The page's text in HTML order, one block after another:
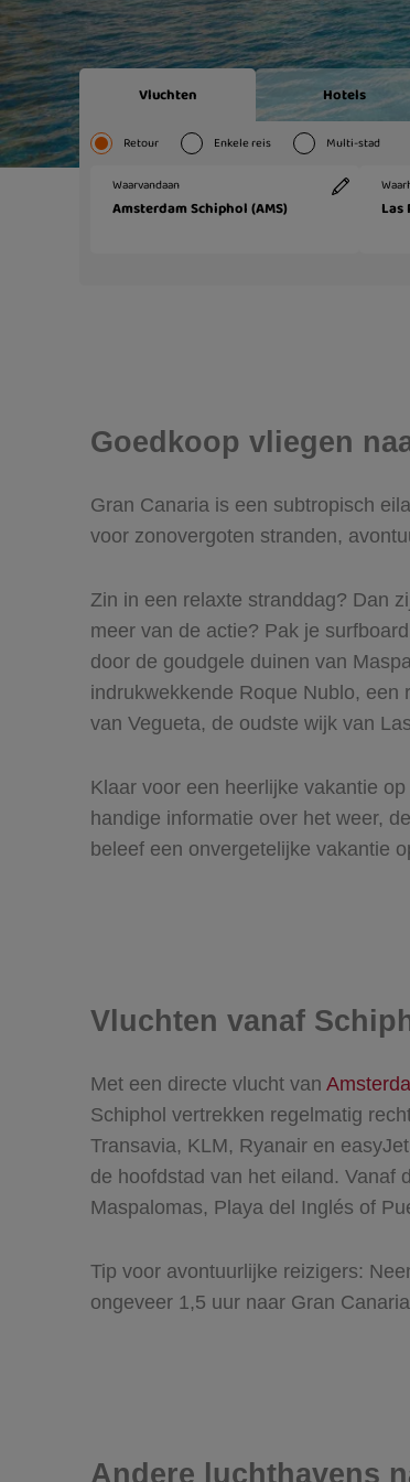
Goedkoop vliegen
Gran Canaria is een subtropisch
voor zonovergoten stranden,
Zin in een relaxte stranddag? Dan
meer van de actie? Pak je
door de goudgele duinen van
indrukwekkende Roque Nublo,
van Vegueta, de oudste wijk van
Klaar voor een heerlijke vakantie
handige informatie over het weer,
beleef een onvergetelijke vakantie
Vluchten vanaf
Met een directe vlucht van
Schiphol vertrekken regelmatig
Transavia, KLM, Ryanair en
de hoofdstad van het eiland. Vanaf
Maspalomas, Playa del Inglés of
Tip voor avontuurlijke reizigers:
ongeveer 1,5 uur naar Gran
Andere luchthavens